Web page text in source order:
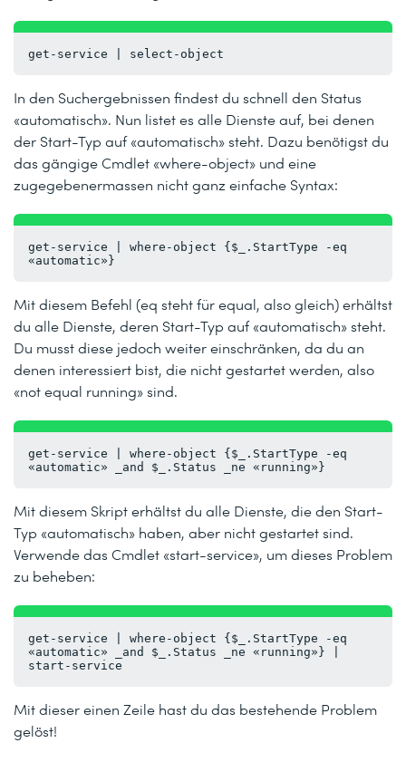
get-service | select-object
In den Suchergebnissen findest du schnell den Status
«automatisch». Nun listet es alle Dienste auf, bei denen
der Start-Typ auf «automatisch» steht. Dazu benötigst du
das gängige Cmdlet «where-object» und eine
zugegebenermassen nicht ganz einfache Syntax:
get-service | where-object {$_.StartType -eq
«automatic»}
Mit diesem Befehl (eq steht für equal, also gleich) erhältst
du alle Dienste, deren Start-Typ auf «automatisch» steht.
Du musst diese jedoch weiter einschränken, da du an
denen interessiert bist, die nicht gestartet werden, also
«not equal running» sind.
get-service | where-object {$_.StartType -eq
«automatic» _and $_.Status _ne «running»}
Mit diesem Skript erhältst du alle Dienste, die den Start-
Typ «automatisch» haben, aber nicht gestartet sind.
Verwende das Cmdlet «start-service», um dieses Problem
zu beheben:
get-service | where-object {$_.StartType -eq
«automatic» _and $_.Status _ne «running»} |
start-service
Mit dieser einen Zeile hast du das bestehende Problem
gelöst!